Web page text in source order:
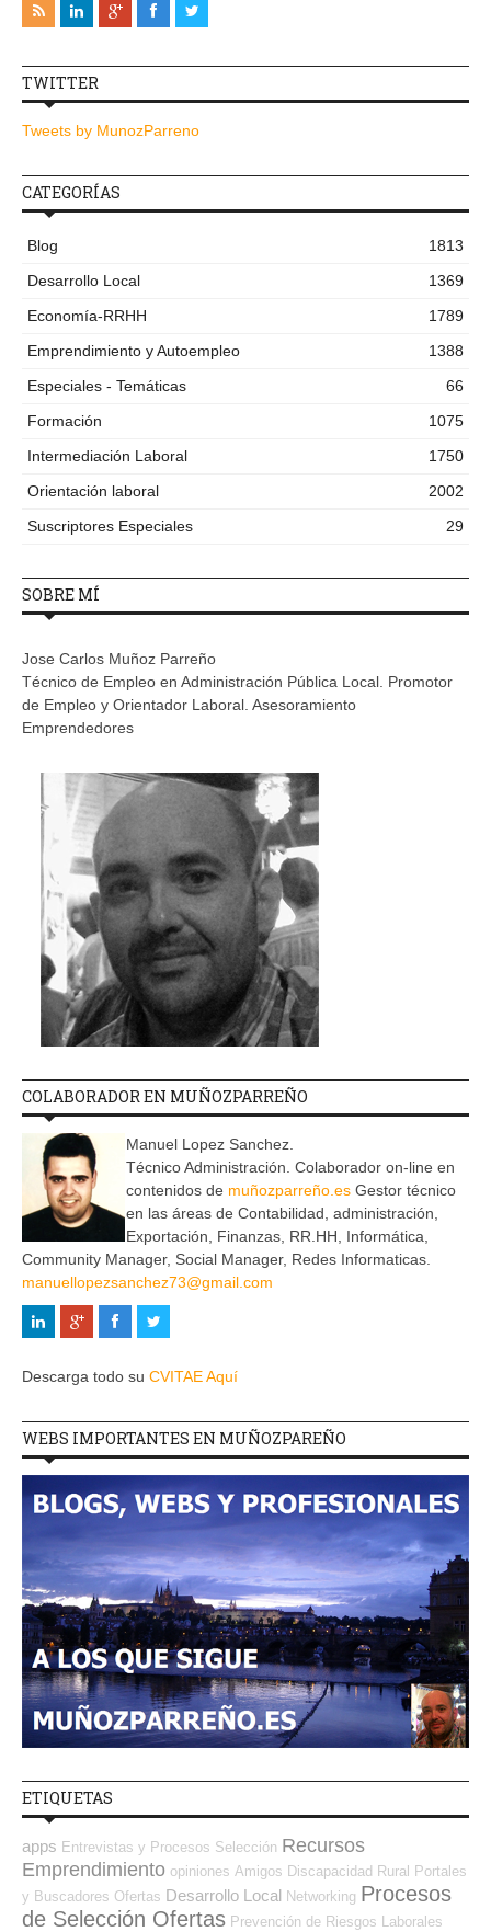
TWITTER
Tweets by MunozParreno
CATEGORÍAS
Blog
1813
Desarrollo Local
1369
Economía-RRHH
1789
Emprendimiento y Autoempleo
1388
Especiales - Temáticas
66
Formación
1075
Intermediación Laboral
1750
Orientación laboral
2002
Suscriptores Especiales
29
SOBRE MÍ
Jose Carlos Muñoz Parreño
Técnico de Empleo en Administración Pública Local. Promotor
de Empleo y Orientador Laboral. Asesoramiento
Emprendedores
COLABORADOR EN MUÑOZPARREÑO
Manuel Lopez Sanchez.
Técnico Administración. Colaborador on-line en
contenidos de muñozparreño.es Gestor técnico
en las áreas de Contabilidad, administración,
Exportación, Finanzas, RR.HH, Informática,
Community Manager, Social Manager, Redes Informaticas.
manuellopezsanchez73@gmail.com
Descarga todo su CVITAE Aquí
WEBS IMPORTANTES EN MUÑOZPAREÑO
ETIQUETAS
apps Entrevistas y Procesos Selección Recursos
Emprendimiento opiniones Amigos Discapacidad Rural Portales
y Buscadores Ofertas Desarrollo Local Networking Procesos
de Selección Ofertas Prevención de Riesgos Laborales